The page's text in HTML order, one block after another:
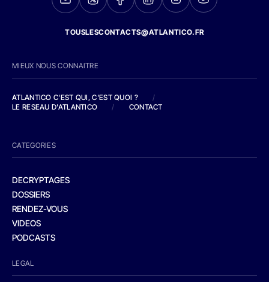
TOUSLESCONTACTS@ATLANTICO.FR
MIEUX NOUS CONNAITRE
ATLANTICO C'EST QUI, C'EST QUOI ?
/
LE RESEAU D'ATLANTICO
/ CONTACT
CATEGORIES
DECRYPTAGES
DOSSIERS
RENDEZ-VOUS
VIDEOS
PODCASTS
LEGAL